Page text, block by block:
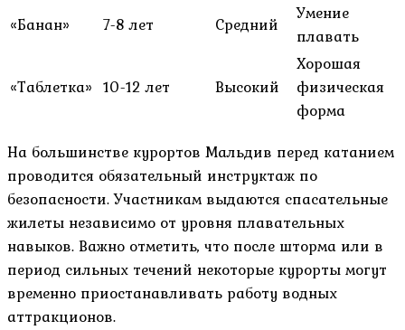
«Банан»
7-8 лет Средний
Умение
плавать
«Таблетка» 10-12 лет Высокий
Хорошая
физическая
форма
На большинстве курортов Мальдив перед катанием
проводится обязательный инструктаж по
безопасности. Участникам выдаются спасательные
жилеты независимо от уровня плавательных
навыков. Важно отметить, что после шторма или в
период сильных течений некоторые курорты могут
временно приостанавливать работу водных
аттракционов.